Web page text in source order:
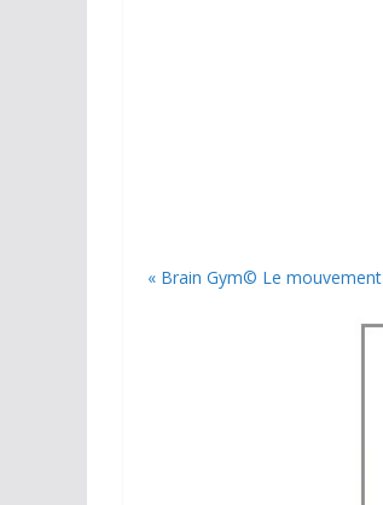
« Brain Gym© Le mouvement